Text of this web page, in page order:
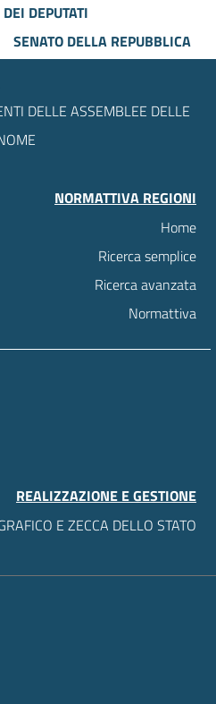
DEPUTATI
SENATO DELLA REPUBBLICA
DELLE ASSEMBLEE DELLE
NORMATTIVA REGIONI
Home
Ricerca semplice
Ricerca avanzata
Normattiva
REALIZZAZIONE E GESTIONE
E ZECCA DELLO STATO